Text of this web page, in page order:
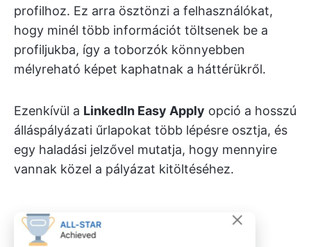
profilhoz. Ez arra ösztönzi a felhasználókat,
hogy minél több információt töltsenek be a
profiljukba, így a toborzók könnyebben
mélyreható képet kaphatnak a háttérükről.
Ezenkívül a LinkedIn Easy Apply opció a hosszú
álláspályázati űrlapokat több lépésre osztja, és
egy haladási jelzővel mutatja, hogy mennyire
vannak közel a pályázat kitöltéséhez.